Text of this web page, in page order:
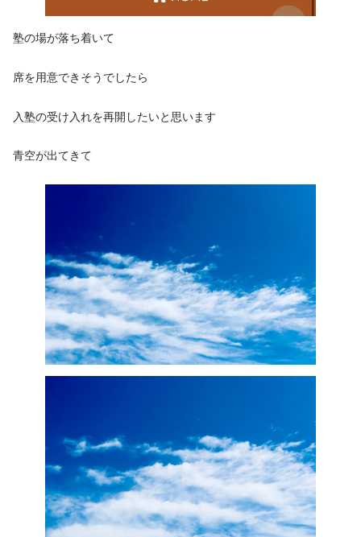
塾の場が落ち着いて
席を用意できそうでしたら
入塾の受け入れを再開したいと思います
青空が出てきて